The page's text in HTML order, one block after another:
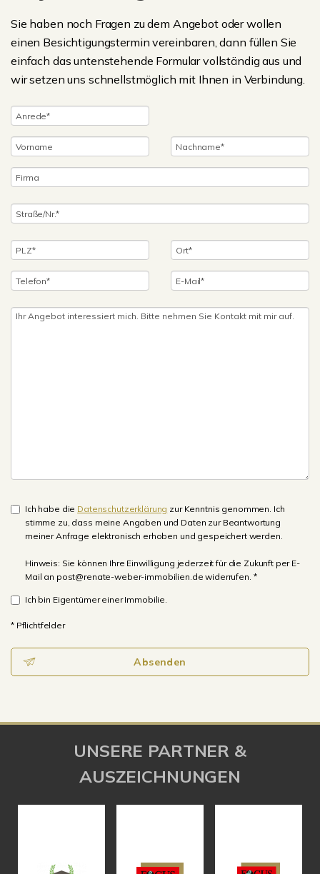
Sie haben noch Fragen zu dem Angebot oder wollen
einen Besichtigungstermin vereinbaren, dann füllen Sie
einfach das untenstehende Formular vollständig aus und
wir setzen uns schnellstmöglich mit Ihnen in Verbindung.
Ich habe die Datenschutzerklärung zur Kenntnis genommen. Ich
stimme zu, dass meine Angaben und Daten zur Beantwortung
meiner Anfrage elektronisch erhoben und gespeichert werden.
Hinweis: Sie können Ihre Einwilligung jederzeit für die Zukunft per E-
Mail an post@renate-weber-immobilien.de widerrufen. *
Ich bin Eigentümer einer Immobilie.
* Pflichtfelder
Absenden
UNSERE PARTNER &
AUSZEICHNUNGEN